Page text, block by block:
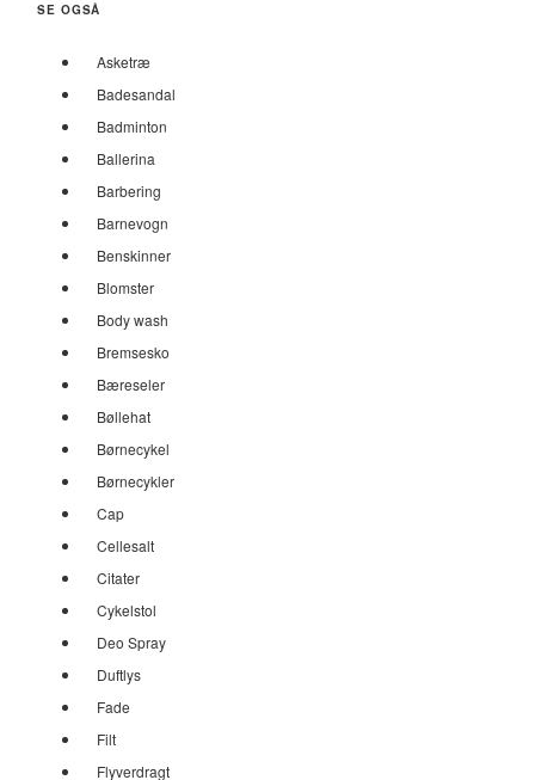
SE OGSÅ
Asketræ
Badesandal
Badminton
Ballerina
Barbering
Barnevogn
Benskinner
Blomster
Body wash
Bremsesko
Bæreseler
Bøllehat
Børnecykel
Børnecykler
Cap
Cellesalt
Citater
Cykelstol
Deo Spray
Duftlys
Fade
Filt
Flyverdragt